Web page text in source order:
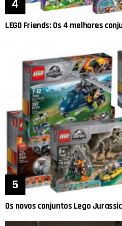
LEGO Friends: Os 4 melhores
Os novos conjuntos Lego